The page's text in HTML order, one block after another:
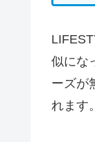
似にな
ーズが
れます